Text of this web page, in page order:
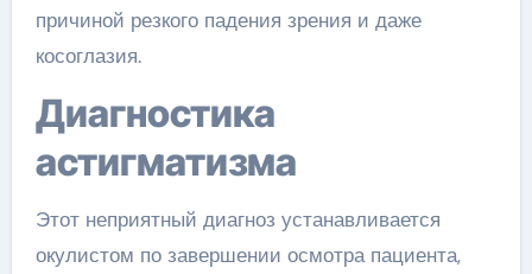
причиной резкого падения зрения и даже
косоглазия.
Диагностика
астигматизма
Этот неприятный диагноз устанавливается
окулистом по завершении осмотра пациента,